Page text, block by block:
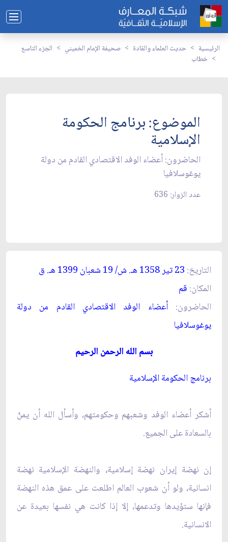
الرئيسية حديث العلماء والقادة صحيفة الإمام الخميني
الجزء التاسع
خطاب
الموضوع: برنامج الحكومة
الإسلامية
الحاضرون: أعضاء الوفد الاقتصادي القادم من دولة
يوغوسلافيا
عدد الزوار: 636
التاريخ: 23 تير 1358 هـ. ش/ 19 شعبان 1399 هـ. ق‏
المكان: قم‏
الحاضرون:أعضاء الوفد الاقتصادي القادم من دولة
يوغوسلافيا
بسم الله الرحمن الرحيم‏
برنامج الحكومة الإسلامية
أشكر أعضاء الوفد وشعبهم وحكومتهم، وأسأل الله أن يمنّ
بالسعادة على الجميع.
إن نهضة إيران نهضة إسلامية، والنهضة الإسلامية نهضة
انسانية، ولو أن شعوب العالم اطلعت على عمق هذه النهضة
فإنها ستؤيدها وتدعمها، إلا إذا كانت هي نفسها بعيدة عن
الانسانية.